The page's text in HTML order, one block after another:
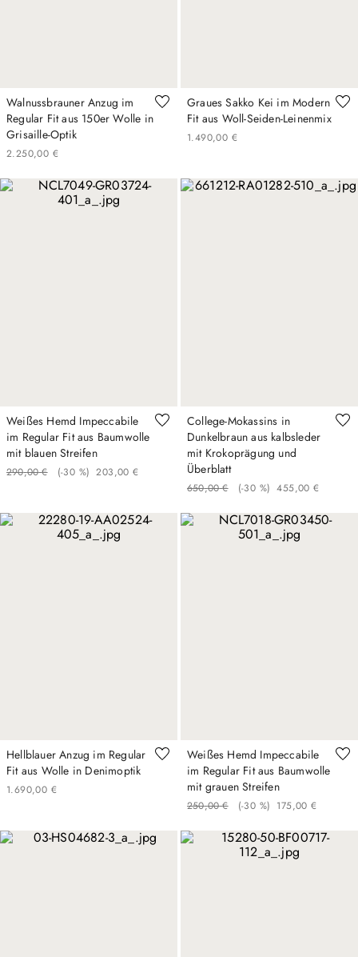
Walnussbrauner Anzug im
Regular Fit aus 150er Wolle in
Grisaille-Optik
2.250,00 €
Graues Sakko Kei im Modern
Fit aus Woll-Seiden-Leinenmix
1.490,00 €
Weißes Hemd Impeccabile
im Regular Fit aus Baumwolle
mit blauen Streifen
290,00 € (-30 %) 203,00 €
College‑Mokassins in
Dunkelbraun aus kalbsleder
mit Krokoprägung und
Überblatt
650,00 € (-30 %) 455,00 €
Hellblauer Anzug im Regular
Fit aus Wolle in Denimoptik
1.690,00 €
Weißes Hemd Impeccabile
im Regular Fit aus Baumwolle
mit grauen Streifen
250,00 € (-30 %) 175,00 €